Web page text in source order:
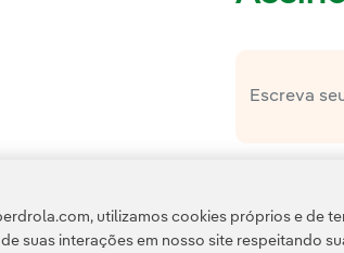
Esta
utilizamos cookies próprios e de
suas interações em nosso site respeitando